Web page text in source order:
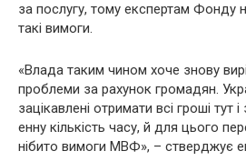
за послугу, тому експертам Фонду
такі вимоги.
«Влада таким чином хоче знову
проблеми за рахунок громадян.
зацікавлені отримати всі гроші тут
енну кількість часу, й для цього
нібито вимоги МВФ», – стверджує